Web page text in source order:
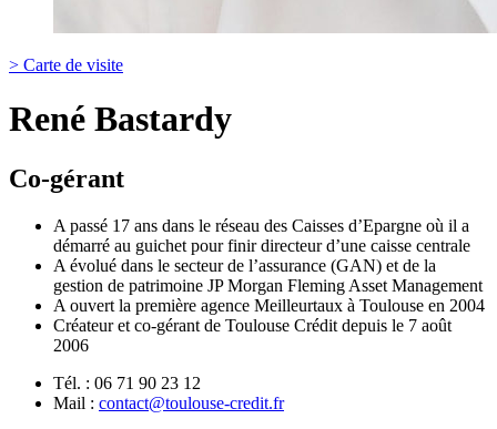
> Carte de visite
René Bastardy
Co-gérant
A passé 17 ans dans le réseau des Caisses d’Epargne où il a
démarré au guichet pour finir directeur d’une caisse centrale
A évolué dans le secteur de l’assurance (GAN) et de la
gestion de patrimoine JP Morgan Fleming Asset Management
A ouvert la première agence Meilleurtaux à Toulouse en 2004
Créateur et co-gérant de Toulouse Crédit depuis le 7 août
2006
Tél. : 06 71 90 23 12
Mail : contact@toulouse-credit.fr